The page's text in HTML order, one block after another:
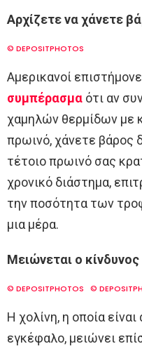
Αρχίζετε να χάνετε
© DEPOSITPHOTOS
Αμερικανοί
συμπέρασμα ότι αν
χαμηλών θερμίδων με
πρωινό, χάνετε βάρος
τέτοιο πρωινό σας
χρονικό διάστημα,
την ποσότητα των
μια μέρα.
Μειώνεται ο κίνδυνος
© DEPOSITPHOTOS ©
Η χολίνη, η οποία
εγκέφαλο, μειώνει